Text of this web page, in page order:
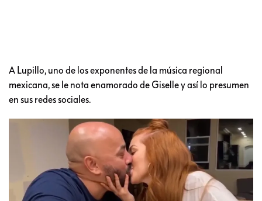
A Lupillo, uno de los exponentes de la música regional
mexicana, se le nota enamorado de Giselle y así lo presumen
en sus redes sociales.